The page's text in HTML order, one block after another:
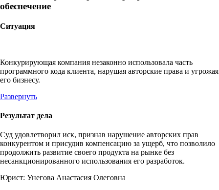
обеспечение
Ситуация
Конкурирующая компания незаконно использовала часть
программного кода клиента, нарушая авторские права и угрожая
его бизнесу.
Развернуть
Результат дела
Суд удовлетворил иск, признав нарушение авторских прав
конкурентом и присудив компенсацию за ущерб, что позволило
продолжить развитие своего продукта на рынке без
несанкционированного использования его разработок.
Юрист: Унегова Анастасия Олеговна